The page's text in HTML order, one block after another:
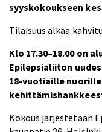
syyskokoukseen
Tilaisuus alkaa
Klo 17.30–18.00 on
Epilepsialiiton
18-vuotiaille
Kokous järjestetään